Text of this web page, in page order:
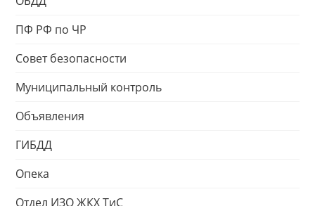
ПФ РФ по ЧР
Совет безопасности
Муниципальный контроль
Объявления
ГИБДД
Опека
Отдел ИЗО ЖКХ ТиС